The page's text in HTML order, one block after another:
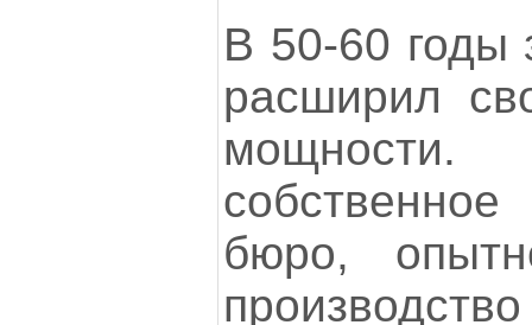
В 50-60 годы
расширил
бюро,